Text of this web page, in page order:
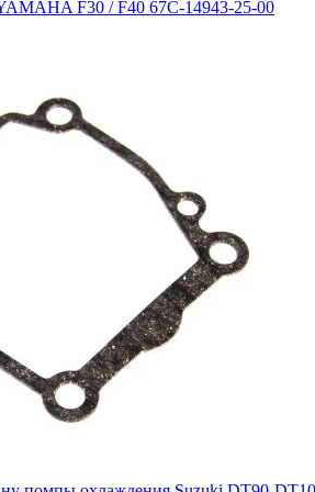
F30 / F40 67C-14943-25-00